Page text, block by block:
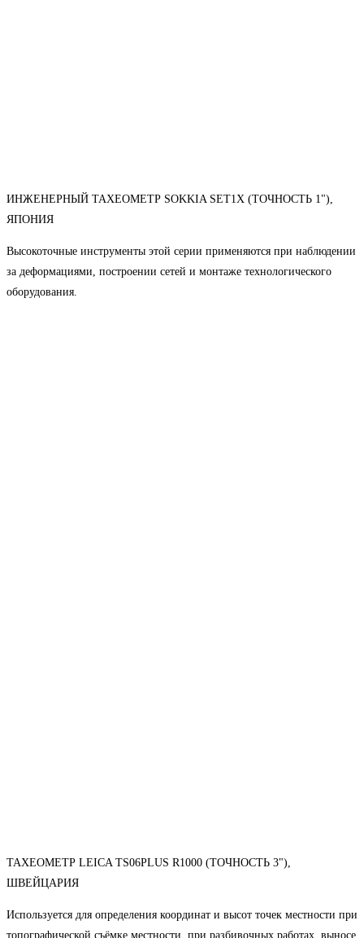
ИНЖЕНЕРНЫЙ ТАХЕОМЕТР SOKKIA SET1X (ТОЧНОСТЬ 1"),
ЯПОНИЯ
Высокоточные инструменты этой серии применяются при наблюдении
за деформациями, построении сетей и монтаже технологического
оборудования.
ТАХЕОМЕТР LEICA TS06PLUS R1000 (ТОЧНОСТЬ 3"),
ШВЕЙЦАРИЯ
Используется для определения координат и высот точек местности при
топографической съёмке местности, при разбивочных работах, выносе